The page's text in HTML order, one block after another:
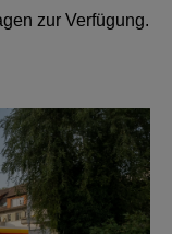
zur Verfügung.